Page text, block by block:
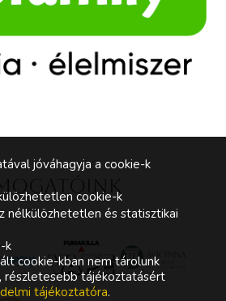
jóváhagyja a cookie-k
cookie-k
nélkülözhetetlen és statisztikai
k
cookie-kban nem tárolunk
részletesebb tájékoztatásért
tájékoztatóra.